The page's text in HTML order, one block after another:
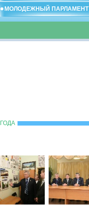
МОЛОДЕЖНЫЙ ПАРЛАМЕНТ